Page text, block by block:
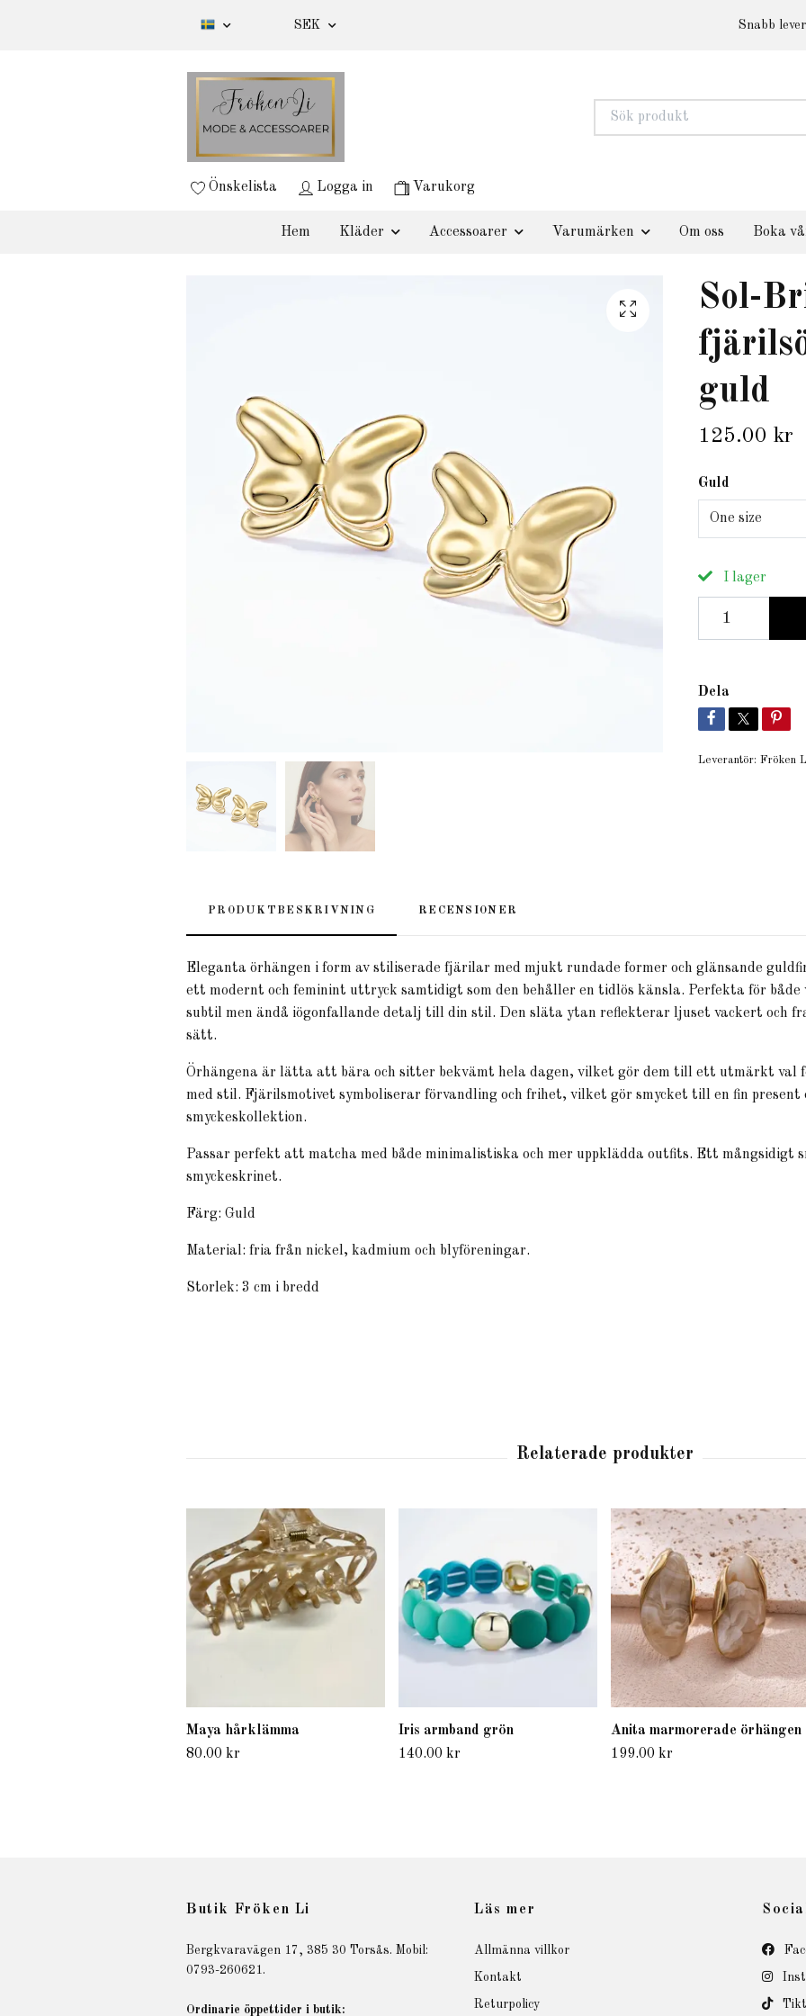
SEK Snabb
Önskelista Logga in Varukorg
Hem Kläder Accessoarer Varumärken Om oss Boka
Sol-
guld
125.00 kr
Guld
One size
I lager
Dela
Leverantör: Fröken
PRODUKTBESKRIVNING RECENSIONER
Eleganta örhängen i form av stiliserade fjärilar med mjukt rundade former och glänsande
ett modernt och feminint uttryck samtidigt som den behåller en tidlös känsla. Perfekta för
subtil men ändå iögonfallande detalj till din stil. Den släta ytan reflekterar ljuset vackert och
sätt.
Örhängena är lätta att bära och sitter bekvämt hela dagen, vilket gör dem till ett utmärkt val
med stil. Fjärilsmotivet symboliserar förvandling och frihet, vilket gör smycket till en fin present
smyckeskollektion.
Passar perfekt att matcha med både minimalistiska och mer uppklädda outfits. Ett mångsidigt
smyckeskrinet.
Färg: Guld
Material: fria från nickel, kadmium och blyföreningar.
Storlek: 3 cm i bredd
Maya hårklämma
80.00 kr
Iris armband grön
140.00 kr
Anita marmorerade örhängen
199.00 kr
Butik Fröken Li
Bergkvaravägen 17, 385 30 Torsås. Mobil:
0793-260621.
Ordinarie öppettider i butik:
Läs mer
Allmänna villkor
Kontakt
Returpolicy